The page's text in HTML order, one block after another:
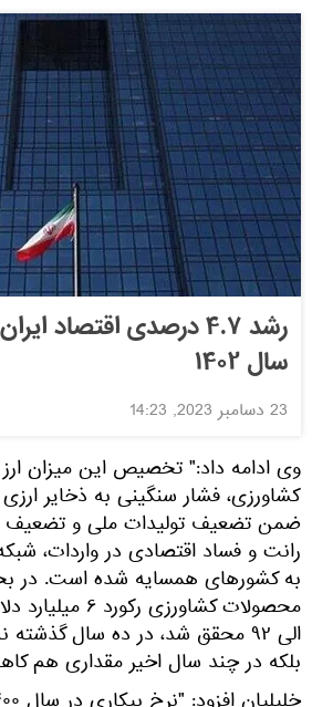
رشد ۴.۷ درصدی اقتصاد
سال ۱۴۰۲
23 دسامبر 2023, 14:23
وی ادامه داد:‌" تخصیص این میزان ارز
کشاورزی، فشار سنگینی به ذخایر ارزی
ضمن تضعیف تولیدات ملی و
رانت و فساد اقتصادی در واردات،
به کشورهای همسایه شده است. در
الی ۹۲ محقق شد، در ده سال
بلکه در چند سال اخیر مقداری هم